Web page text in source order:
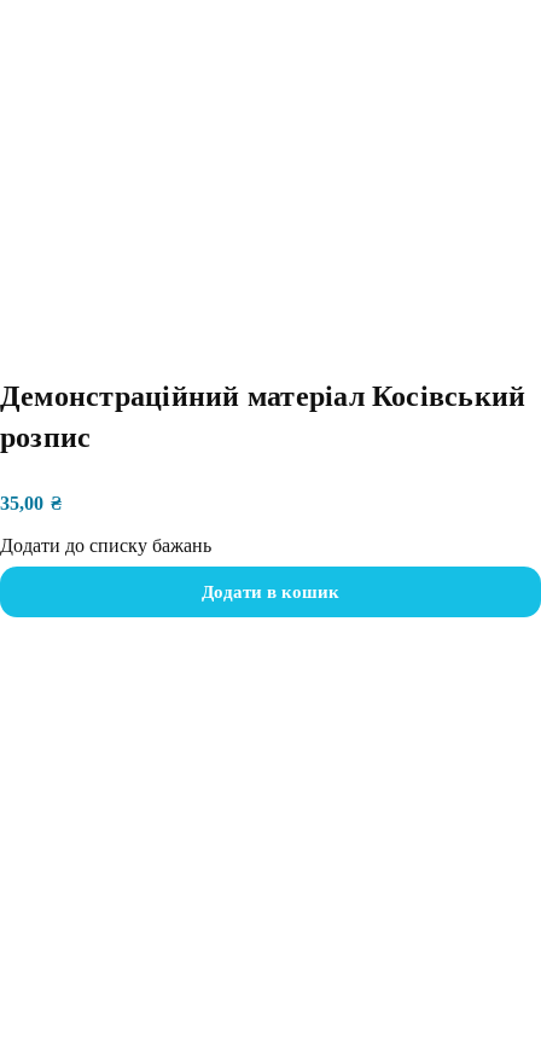
Демонстраційний матеріал Косівський
розпис
35,00 ₴
Додати до списку бажань
Додати в кошик